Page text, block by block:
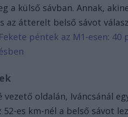
a külső sávban. Annak,
az átterelt belső sávot
Fekete péntek az M1-esen:
vezető oldalán, Iváncsánál
es km-nél a belső sávot